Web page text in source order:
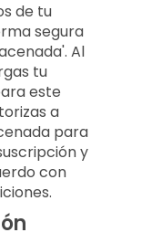
de tu
segura
Al
tu
este
a
para
y
con